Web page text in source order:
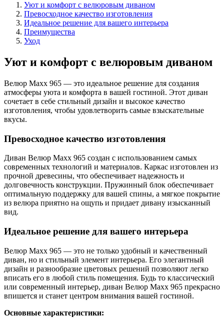
Уют и комфорт с велюровым диваном
Превосходное качество изготовления
Идеальное решение для вашего интерьера
Преимущества
Уход
Уют и комфорт с велюровым диваном
Велюр Maxx 965 — это идеальное решение для создания
атмосферы уюта и комфорта в вашей гостиной. Этот диван
сочетает в себе стильный дизайн и высокое качество
изготовления, чтобы удовлетворить самые взыскательные
вкусы.
Превосходное качество изготовления
Диван Велюр Maxx 965 создан с использованием самых
современных технологий и материалов. Каркас изготовлен из
прочной древесины, что обеспечивает надежность и
долговечность конструкции. Пружинный блок обеспечивает
оптимальную поддержку для вашей спины, а мягкое покрытие
из велюра приятно на ощупь и придает дивану изысканный
вид.
Идеальное решение для вашего интерьера
Велюр Maxx 965 — это не только удобный и качественный
диван, но и стильный элемент интерьера. Его элегантный
дизайн и разнообразие цветовых решений позволяют легко
вписать его в любой стиль помещения. Будь то классический
или современный интерьер, диван Велюр Maxx 965 прекрасно
впишется и станет центром внимания вашей гостиной.
Основные характеристики: